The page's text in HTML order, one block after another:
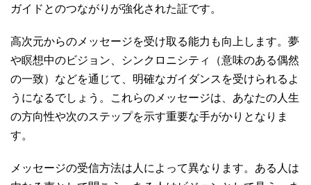
ガイドとのつながりが強化された証です。
高次元からのメッセージを受け取る能力も向上します。夢
や瞑想中のビジョン、シンクロニシティ（意味のある偶然
の一致）などを通じて、明確なガイダンスを受けられるよ
うになるでしょう。これらのメッセージは、あなたの人生
の方向性や次のステップを示す重要な手がかりとなりま
す。
メッセージの受信方法は人によって異なります。ある人は